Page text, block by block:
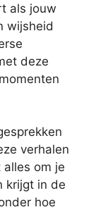
als jouw
wijsheid
deze
verhalen
alles om je
krijgt in de
hoe